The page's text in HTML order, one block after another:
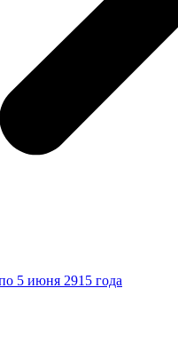
5 июня 2915 года